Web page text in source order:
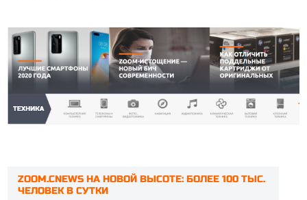
ZOOM.CNEWS НА НОВОЙ ВЫСОТЕ: БОЛЕЕ 100 ТЫС.
ЧЕЛОВЕК В СУТКИ